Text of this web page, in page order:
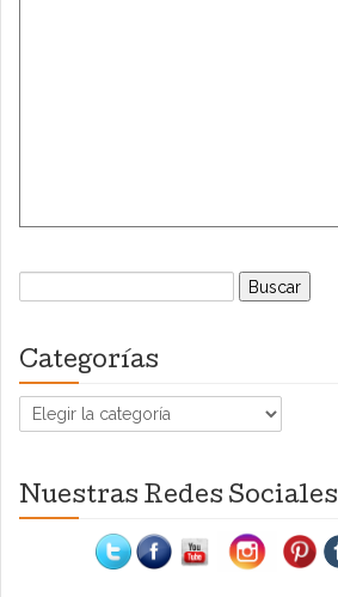
Buscar:
Categorías
Categorías
Nuestras Redes Sociales